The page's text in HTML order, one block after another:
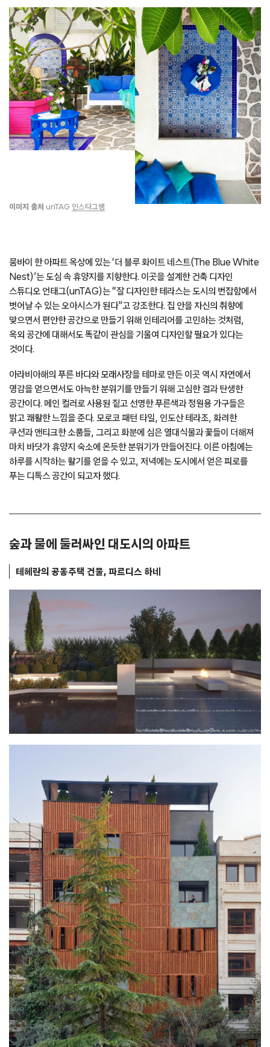
이미지 출처 unTAG 인스타그램
뭄바이 한 아파트 옥상에 있는 ‘더 블루 화이트 네스트(The Blue White
Nest)’는 도심 속 휴양지를 지향한다. 이곳을 설계한 건축 디자인
스튜디오 언태그(unTAG)는 “잘 디자인한 테라스는 도시의 번잡함에서
벗어날 수 있는 오아시스가 된다”고 강조한다. 집 안을 자신의 취향에
맞으면서 편안한 공간으로 만들기 위해 인테리어를 고민하는 것처럼,
옥외 공간에 대해서도 똑같이 관심을 기울여 디자인할 필요가 있다는
것이다.
아라비아해의 푸른 바다와 모래사장을 테마로 만든 이곳 역시 자연에서
영감을 얻으면서도 아늑한 분위기를 만들기 위해 고심한 결과 탄생한
공간이다. 메인 컬러로 사용된 짙고 선명한 푸른색과 정원용 가구들은
밝고 쾌활한 느낌을 준다. 모로코 패턴 타일, 인도산 테라조, 화려한
쿠션과 앤티크한 소품들, 그리고 화분에 심은 열대식물과 꽃들이 더해져
마치 바닷가 휴양지 숙소에 온듯한 분위기가 만들어진다. 이른 아침에는
하루를 시작하는 활기를 얻을 수 있고, 저녁에는 도시에서 얻은 피로를
푸는 디톡스 공간이 되고자 했다.
숲과 물에 둘러싸인 대도시의 아파트
테헤란의 공동주택 건물, 파르디스 하네